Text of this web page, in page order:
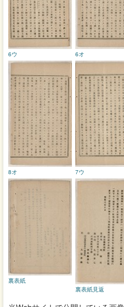
6オ
6ウ
7ウ
8オ
裏表紙見返
裏表紙